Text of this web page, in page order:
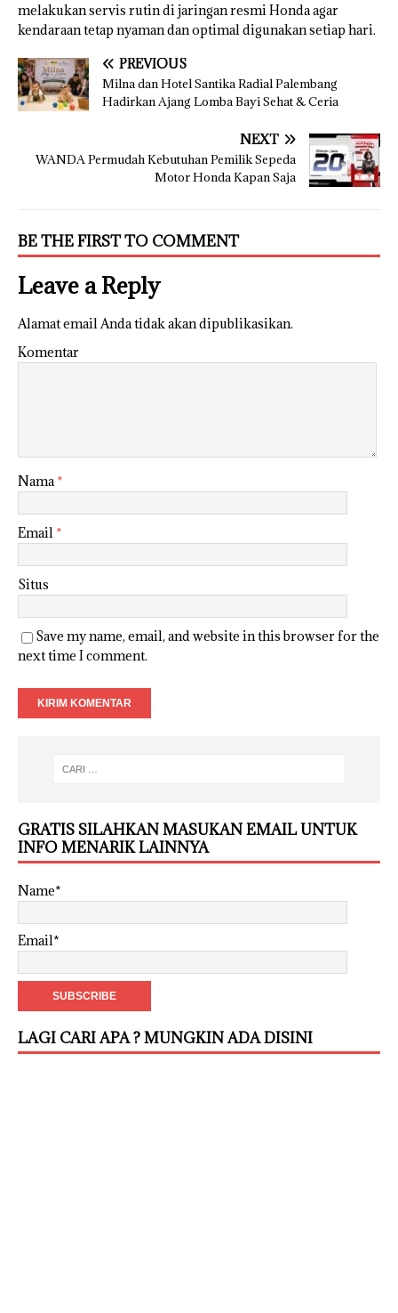
melakukan servis rutin di jaringan resmi Honda agar
kendaraan tetap nyaman dan optimal digunakan setiap hari.
PREVIOUS
Milna dan Hotel Santika Radial Palembang
Hadirkan Ajang Lomba Bayi Sehat & Ceria
NEXT
WANDA Permudah Kebutuhan Pemilik Sepeda
Motor Honda Kapan Saja
BE THE FIRST TO COMMENT
Leave a Reply
Alamat email Anda tidak akan dipublikasikan.
Komentar
Nama*
Email *
Situs
Save my name, email, and website in this browser for the
next time I comment.
GRATIS SILAHKAN MASUKAN EMAIL UNTUK
INFO MENARIK LAINNYA
Name*
Email*
LAGI CARI APA ? MUNGKIN ADA DISINI